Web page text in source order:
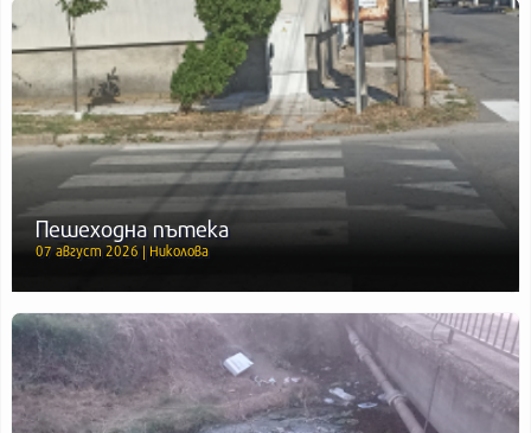
Пешеходна пътека
07 август 2026 | Николова